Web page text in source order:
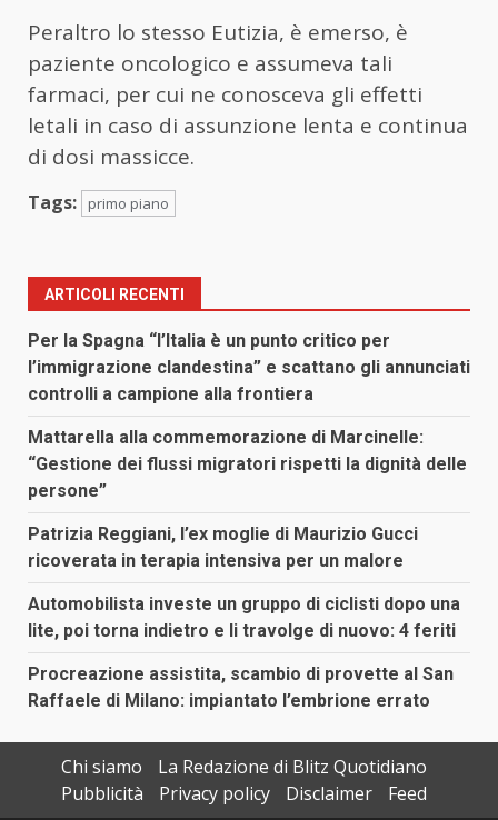
Peraltro lo stesso Eutizia, è emerso, è
paziente oncologico e assumeva tali
farmaci, per cui ne conosceva gli effetti
letali in caso di assunzione lenta e continua
di dosi massicce.
Tags: primo piano
ARTICOLI RECENTI
Per la Spagna “l’Italia è un punto critico per
l’immigrazione clandestina” e scattano gli annunciati
controlli a campione alla frontiera
Mattarella alla commemorazione di Marcinelle:
“Gestione dei flussi migratori rispetti la dignità delle
persone”
Patrizia Reggiani, l’ex moglie di Maurizio Gucci
ricoverata in terapia intensiva per un malore
Automobilista investe un gruppo di ciclisti dopo una
lite, poi torna indietro e li travolge di nuovo: 4 feriti
Procreazione assistita, scambio di provette al San
Raffaele di Milano: impiantato l’embrione errato
Chi siamo
La Redazione di Blitz Quotidiano
Pubblicità
Privacy policy Disclaimer Feed